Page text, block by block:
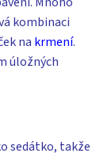
kombinaci
na krmení.
úložných
sedátko, takže